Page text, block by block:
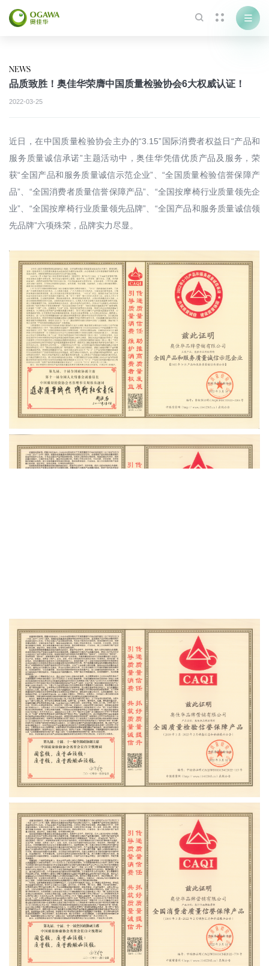



NEWS
品质致胜！奥佳华荣膺中国质量检验协会6大权威认证！
2022-03-25
近日，在中国质量检验协会主办的“3.15”国际消费者权益日“产品和
服务质量诚信承诺”主题活动中，奥佳华凭借优质产品及服务，荣
获“全国产品和服务质量诚信示范企业”、“全国质量检验信誉保障产
品”、“全国消费者质量信誉保障产品”、“全国按摩椅行业质量领先企
业”、“全国按摩椅行业质量领先品牌”、“全国产品和服务质量诚信领
先品牌”六项殊荣，品牌实力尽显。